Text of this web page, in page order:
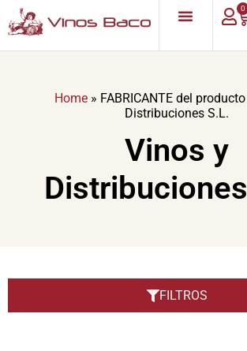
0
Home » FABRICANTE del producto
Distribuciones S.L.
Vinos y
FILTROS